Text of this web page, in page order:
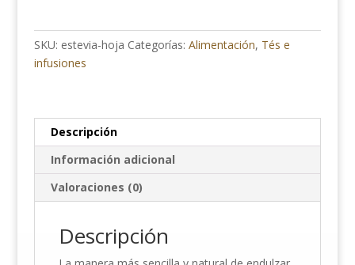
SKU: estevia-hoja Categorías: Alimentación, Tés e
infusiones
Descripción
Información adicional
Valoraciones (0)
Descripción